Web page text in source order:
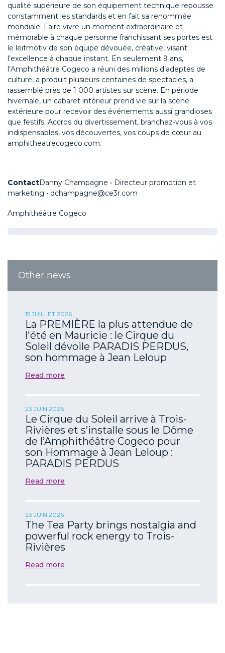
qualité supérieure de son équipement technique repousse
constamment les standards et en fait sa renommée
mondiale. Faire vivre un moment extraordinaire et
mémorable à chaque personne franchissant ses portes est
le leitmotiv de son équipe dévouée, créative, visant
l’excellence à chaque instant. En seulement 9 ans,
l’Amphithéâtre Cogeco a réuni des millions d’adeptes de
culture, a produit plusieurs centaines de spectacles, a
rassemblé près de 1 000 artistes sur scène. En période
hivernale, un cabaret intérieur prend vie sur la scène
extérieure pour recevoir des événements aussi grandioses
que festifs. Accros du divertissement, branchez-vous à vos
indispensables, vos découvertes, vos coups de cœur au
amphitheatrecogeco.com.
ContactDanny Champagne • Directeur promotion et
marketing • dchampagne@ce3r.com
Amphithéâtre Cogeco
Other news
15 JUILLET 2026
La PREMIÈRE la plus attendue de
l'été en Mauricie : le Cirque du
Soleil dévoile PARADIS PERDUS,
son hommage à Jean Leloup
Read more
23 JUIN 2026
Le Cirque du Soleil arrive à Trois-
Rivières et s’installe sous le Dôme
de l’Amphithéâtre Cogeco pour
son Hommage à Jean Leloup :
PARADIS PERDUS
Read more
23 JUIN 2026
The Tea Party brings nostalgia and
powerful rock energy to Trois-
Rivières
Read more